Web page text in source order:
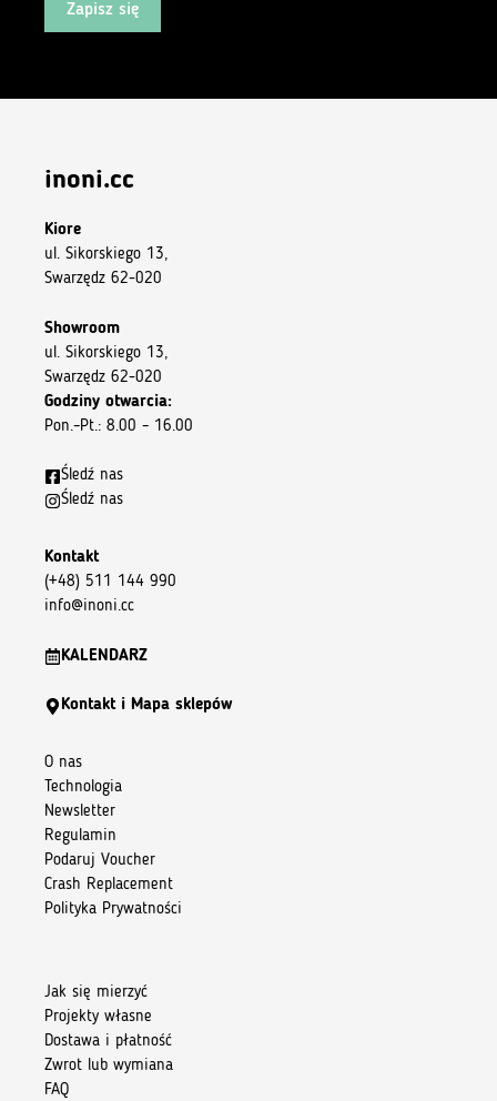
Zapisz się
inoni.cc
Kiore
ul. Sikorskiego 13,
Swarzędz 62-020
Showroom
ul. Sikorskiego 13,
Swarzędz 62-020
Godziny otwarcia:
Pon.–Pt.: 8.00 – 16.00
Śledź nas
Śledź nas
Kontakt
(+48) 511 144 990
info@inoni.cc
KALENDARZ
Kontakt i Mapa sklepów
O nas
Technologia
Newsletter
Regulamin
Podaruj Voucher
Crash Replacement
Polityka Prywatności
Jak się mierzyć
Projekty własne
Dostawa i płatność
Zwrot lub wymiana
FAQ